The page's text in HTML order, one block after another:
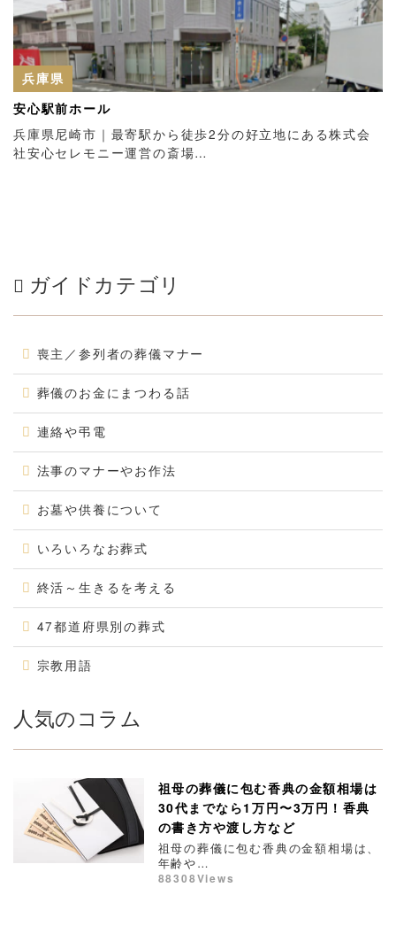
兵庫県
安心駅前ホール
兵庫県尼崎市｜最寄駅から徒歩2分の好立地にある株式会
社安心セレモニー運営の斎場…
ガイドカテゴリ
喪主／参列者の葬儀マナー
葬儀のお金にまつわる話
連絡や弔電
法事のマナーやお作法
お墓や供養について
いろいろなお葬式
終活～生きるを考える
47都道府県別の葬式
宗教用語
人気のコラム
祖母の葬儀に包む香典の金額相場は
30代までなら1万円〜3万円！香典
の書き方や渡し方など
祖母の葬儀に包む香典の金額相場は、
年齢や…
88308Views